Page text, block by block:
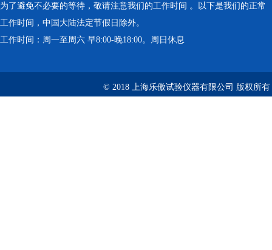
为了避免不必要的等待，敬请注意我们的工作时间 。以下是我们的正常
工作时间，中国大陆法定节假日除外。
工作时间：周一至周六 早8:00-晚18:00。周日休息
© 2018 上海乐傲试验仪器有限公司 版权所